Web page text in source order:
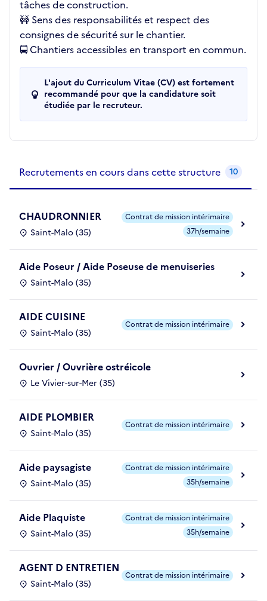
tâches de construction.
🚧 Sens des responsabilités et respect des
consignes de sécurité sur le chantier.
🚍 Chantiers accessibles en transport en commun.
L'ajout du Curriculum Vitae (CV) est fortement
recommandé pour que la candidature soit
étudiée par le recruteur.
Recrutements en cours dans cette structure 10
CHAUDRONNIER
Saint-Malo (35)
Contrat de mission intérimaire
37h/semaine
Aide Poseur / Aide Poseuse de menuiseries
Saint-Malo (35)
AIDE CUISINE
Saint-Malo (35)
Contrat de mission intérimaire
Ouvrier / Ouvrière ostréicole
Le Vivier-sur-Mer (35)
AIDE PLOMBIER
Saint-Malo (35)
Contrat de mission intérimaire
Aide paysagiste
Saint-Malo (35)
Contrat de mission intérimaire
35h/semaine
Aide Plaquiste
Saint-Malo (35)
Contrat de mission intérimaire
35h/semaine
AGENT D ENTRETIEN
Saint-Malo (35)
Contrat de mission intérimaire